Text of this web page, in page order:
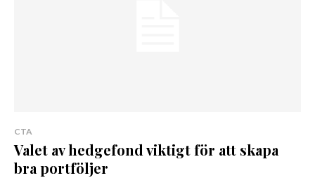
CTA
Valet av hedgefond viktigt för att skapa
bra portföljer